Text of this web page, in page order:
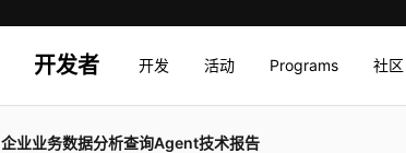
开发者 开发 活动 Programs 社区
企业业务数据分析查询Agent技术报告